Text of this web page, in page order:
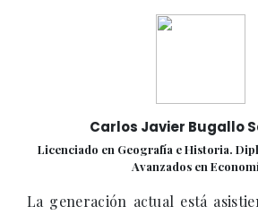
Carlos Javier Bugallo
Licenciado en Geografía e Historia.
Avanzados en
La generación actual está